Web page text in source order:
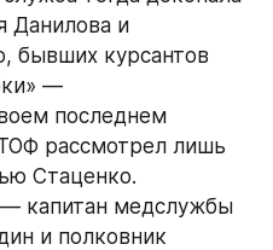
Данилова и
бывших курсантов
—
последнем
рассмотрел лишь
Стаценко.
капитан медслужбы
и полковник